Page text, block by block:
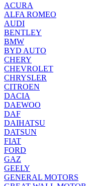
ACURA
ALFA ROMEO
AUDI
BENTLEY
BMW
BYD AUTO
CHERY
CHEVROLET
CHRYSLER
CITROEN
DACIA
DAEWOO
DAF
DAIHATSU
DATSUN
FIAT
FORD
GAZ
GEELY
GENERAL MOTORS